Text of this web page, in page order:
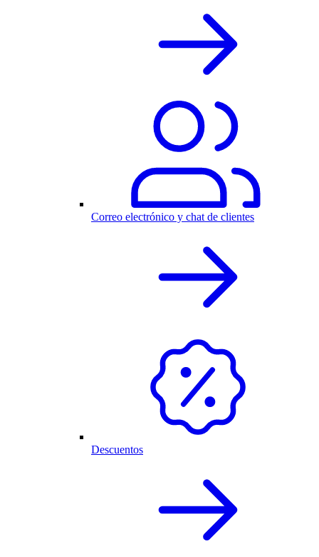
Correo electrónico y chat de clientes
Descuentos